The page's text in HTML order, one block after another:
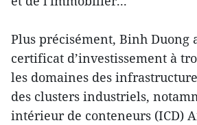
Plus précisément, Binh Duong
certificat d’investissement à
les domaines des
des clusters industriels,
intérieur de conteneurs (ICD)